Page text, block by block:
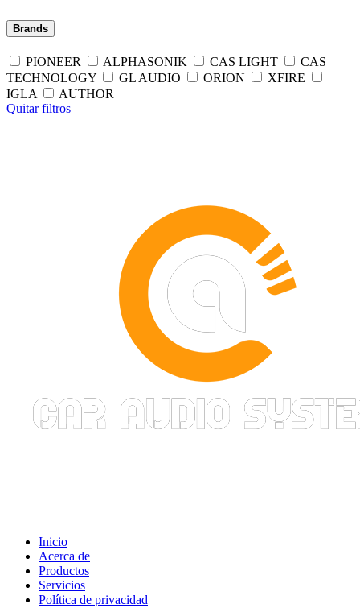
Brands
PIONEER ALPHASONIK CAS LIGHT
CAS
TECHNOLOGY
GL AUDIO ORION
XFIRE
IGLA
AUTHOR
Quitar filtros
Inicio
Acerca de
Productos
Servicios
Política de privacidad